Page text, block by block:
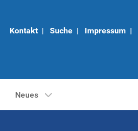
Kontakt | Suche | Impressum |
Neues